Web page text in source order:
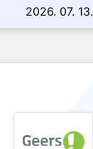
2026. 07. 13.